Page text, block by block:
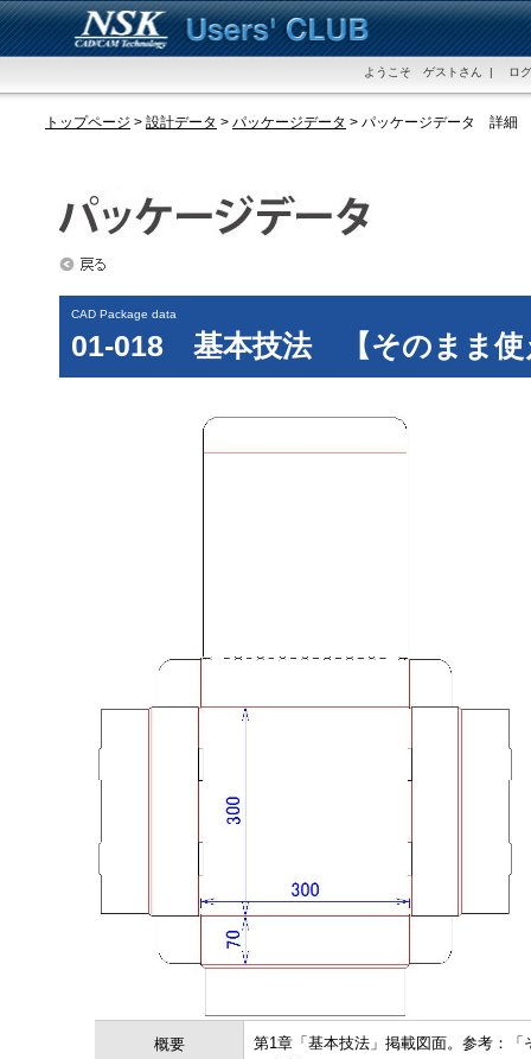
ようこそ ゲストさん | ロ
トップページ > 設計データ > パッケージデータ > パッケージデータ 詳細
CAD Package data
01-018 基本技法 【そのまま使
概要
第1章「基本技法」掲載図面。参考：